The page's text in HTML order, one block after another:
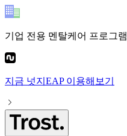
기업 전용 멘탈케어 프로그램
지금 넛지EAP이용해보기